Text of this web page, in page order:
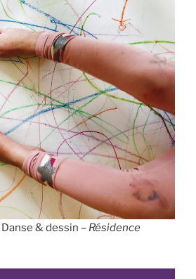
Danse & dessin – Résidence